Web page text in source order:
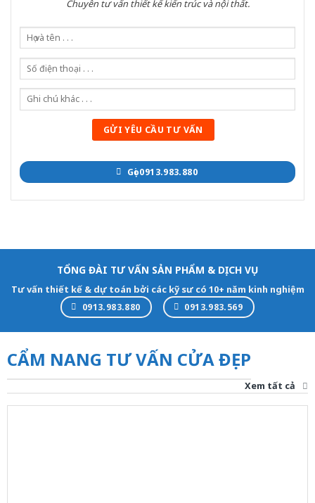
Chuyên tư vấn thiết kế kiến trúc và nội thất.
Gọi 0913.983.880
TỔNG ĐÀI TƯ VẤN SẢN PHẨM & DỊCH VỤ
Tư vấn thiết kế & dự toán bởi các kỹ sư có 10+ năm kinh nghiệm
0913.983.880 0913.983.569
CẨM NANG TƯ VẤN CỬA ĐẸP
Xem tất cả